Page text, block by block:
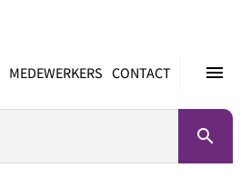
menu
MEDEWERKERS CONTACT
search